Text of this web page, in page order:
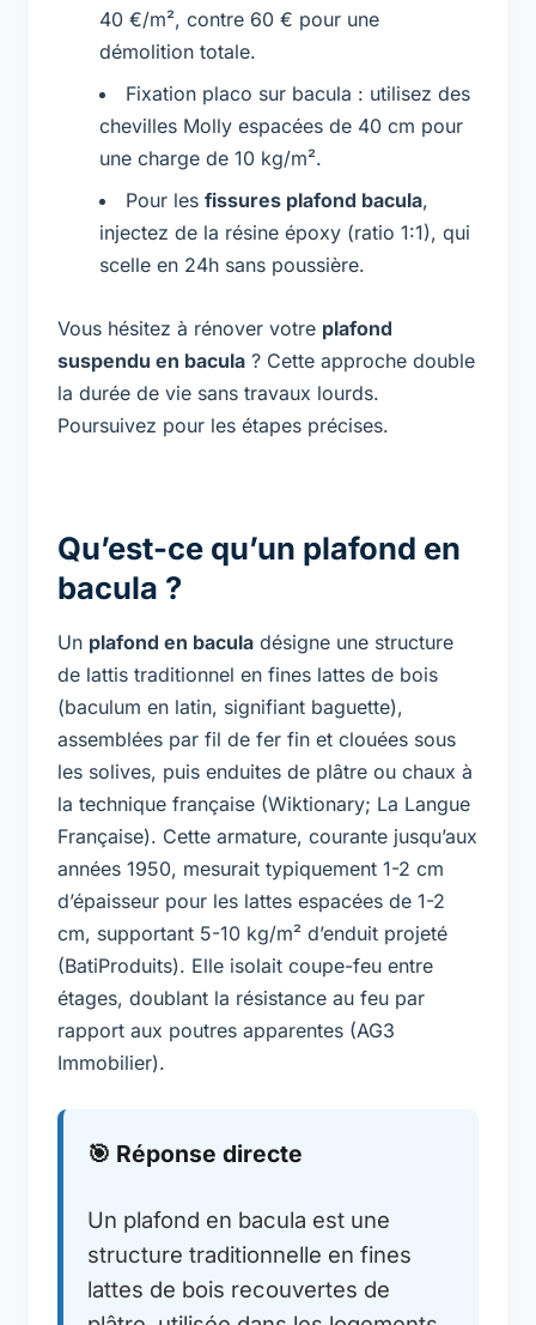
40 €/m², contre 60 € pour une
démolition totale.
Fixation placo sur bacula : utilisez des
chevilles Molly espacées de 40 cm pour
une charge de 10 kg/m².
Pour lesfissures plafond bacula,
injectez de la résine époxy (ratio 1:1), qui
scelle en 24h sans poussière.
Vous hésitez à rénover votre plafond
suspendu en bacula ? Cette approche double
la durée de vie sans travaux lourds.
Poursuivez pour les étapes précises.
Qu’est-ce qu’un plafond en
bacula ?
Un plafond en bacula désigne une structure
de lattis traditionnel en fines lattes de bois
(baculum en latin, signifiant baguette),
assemblées par fil de fer fin et clouées sous
les solives, puis enduites de plâtre ou chaux à
la technique française (Wiktionary; La Langue
Française). Cette armature, courante jusqu’aux
années 1950, mesurait typiquement 1-2 cm
d’épaisseur pour les lattes espacées de 1-2
cm, supportant 5-10 kg/m² d’enduit projeté
(BatiProduits). Elle isolait coupe-feu entre
étages, doublant la résistance au feu par
rapport aux poutres apparentes (AG3
Immobilier).
🎯 Réponse directe
Un plafond en bacula est une
structure traditionnelle en fines
lattes de bois recouvertes de